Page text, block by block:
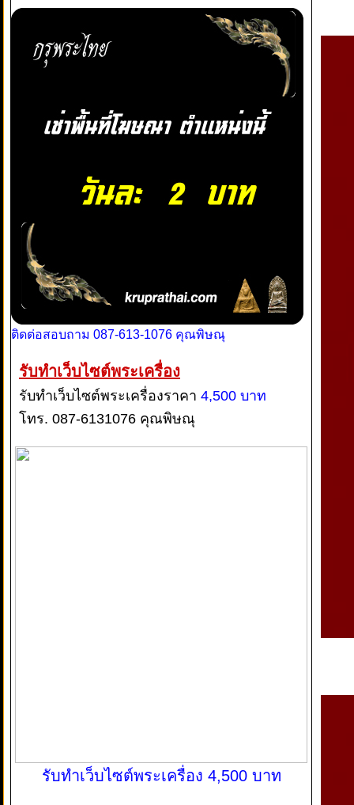
ติดต่อสอบถาม 087-613-1076 คุณพิษณุ
รับทำเว็บไซต์พระเครื่อง
รับทำเว็บไซต์พระเครื่องราคา 4,500 บาท
โทร. 087-6131076 คุณพิษณุ
รับทำเว็บไซต์พระเครื่อง 4,500 บาท